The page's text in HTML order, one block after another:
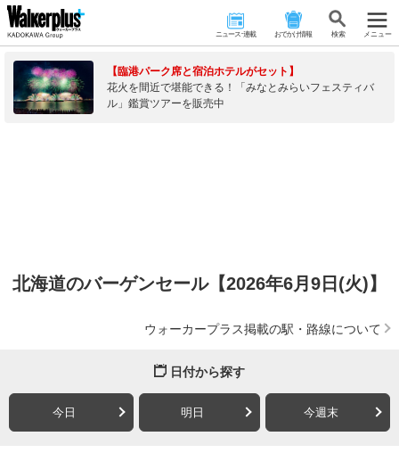
ニュース･連載 おでかけ情報 検 索 メニュー
【臨港パーク席と宿泊ホテルがセット】
花火を間近で堪能できる！「みなとみらいフェスティバ
ル」鑑賞ツアーを販売中
北海道のバーゲンセール【2026年6月9日(火)】
ウォーカープラス掲載の駅・路線について
日付から探す
今日 明日 今週末